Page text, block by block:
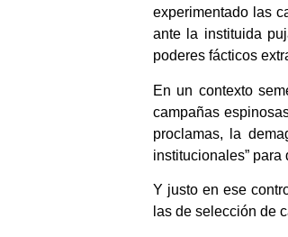
experimentado las
ante la instituida
poderes fácticos
En un contexto
campañas
proclamas, la
institucionales”
Y justo en ese
las de selección de